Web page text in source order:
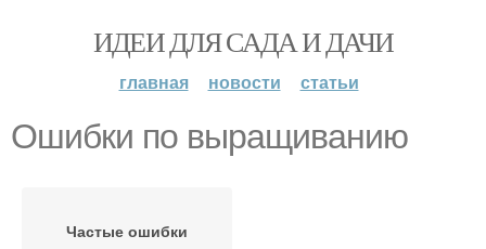
ИДЕИ ДЛЯ САДА И ДАЧИ
главная новости статьи
Ошибки по выращиванию
Частые ошибки